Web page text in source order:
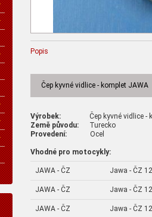
Popis
Čep kyvné vidlice - komplet JAWA
Výrobek: Čep kyvné vidlice -
Země původu: Turecko
Provedení: Ocel
Vhodné pro motocykly:
JAWA - ČZ Jawa - ČZ
JAWA - ČZ Jawa - ČZ
JAWA - ČZ Jawa - ČZ